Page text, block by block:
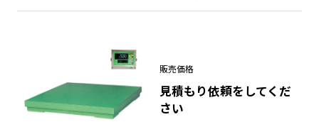
・乾電池駆動で連続約１０００時間駆動
・バックライト付き大型液晶表示部
・ＩＲ通信でデータロガーＤＬＺ-２００、Ｂluetooth出力ユ
ニットＢＴＺ２使用可能
販売価格
見積もり依頼をしてくだ
さい